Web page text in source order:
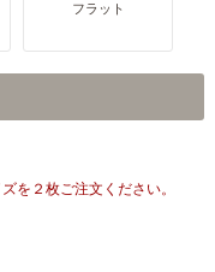
フラット
を２枚ご注文ください。